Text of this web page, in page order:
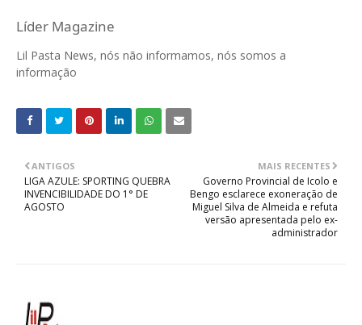
Líder Magazine
Lil Pasta News, nós não informamos, nós somos a
informação
MAIS RECENTES
Governo Provincial de Icolo e
Bengo esclarece exoneração de
Miguel Silva de Almeida e refuta
versão apresentada pelo ex-
administrador
ANTIGOS
LIGA AZULE: SPORTING QUEBRA
INVENCIBILIDADE DO 1° DE
AGOSTO